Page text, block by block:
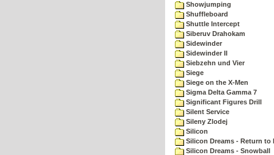
Showjumping
Shuffleboard
Shuttle Intercept
Siberuv Drahokam
Sidewinder
Sidewinder II
Siebzehn und Vier
Siege
Siege on the X-Men
Sigma Delta Gamma 7
Significant Figures Drill
Silent Service
Sileny Zlodej
Silicon
Silicon Dreams - Return to
Silicon Dreams - Snowball